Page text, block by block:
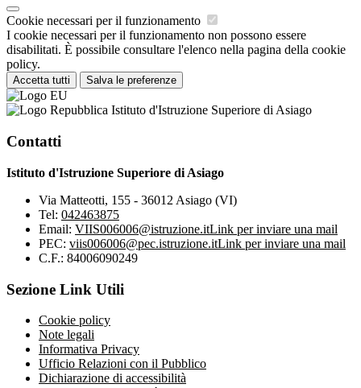
Cookie necessari per il funzionamento
I cookie necessari per il funzionamento non possono essere
disabilitati. È possibile consultare l'elenco nella pagina della cookie
policy.
Accetta tutti Salva le preferenze
Istituto d'Istruzione Superiore di Asiago
Contatti
Istituto d'Istruzione Superiore di Asiago
Via Matteotti, 155 - 36012 Asiago (VI)
Tel: 042463875
Email: VIIS006006@istruzione.itLink per inviare una mail
PEC: viis006006@pec.istruzione.itLink per inviare una mail
C.F.: 84006090249
Sezione Link Utili
Cookie policy
Note legali
Informativa Privacy
Ufficio Relazioni con il Pubblico
Dichiarazione di accessibilità